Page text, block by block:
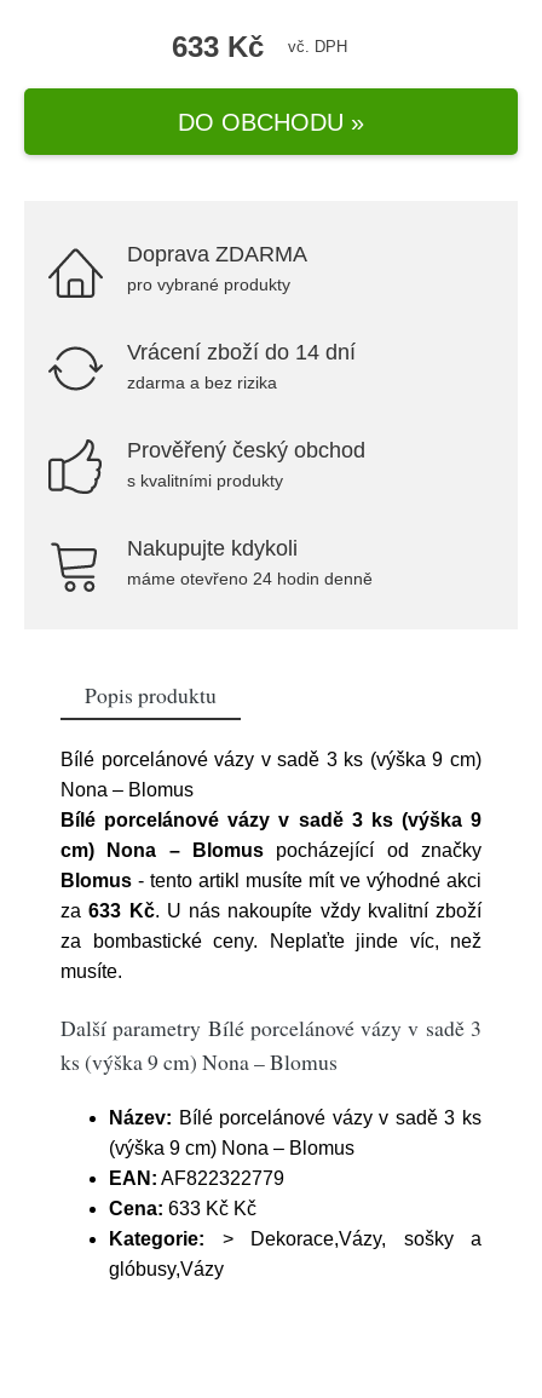
633 Kč vč. DPH
DO OBCHODU »
Doprava ZDARMA
pro vybrané produkty
Vrácení zboží do 14 dní
zdarma a bez rizika
Prověřený český obchod
s kvalitními produkty
Nakupujte kdykoli
máme otevřeno 24 hodin denně
Popis produktu
Bílé porcelánové vázy v sadě 3 ks (výška 9 cm)
Nona – Blomus
Bílé porcelánové vázy v sadě 3 ks (výška 9
cm) Nona – Blomus pocházející od značky
Blomus - tento artikl musíte mít ve výhodné akci
za633 Kč. U nás nakoupíte vždy kvalitní zboží
za bombastické ceny. Neplaťte jinde víc, než
musíte.
Další parametry Bílé porcelánové vázy v sadě 3
ks (výška 9 cm) Nona – Blomus
Název: Bílé porcelánové vázy v sadě 3 ks
(výška 9 cm) Nona – Blomus
EAN: AF822322779
Cena: 633 Kč Kč
Kategorie: > Dekorace,Vázy, sošky a
glóbusy,Vázy